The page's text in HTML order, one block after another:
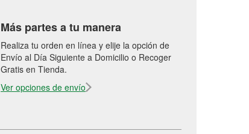
Más partes a tu manera
Realiza tu orden en línea y elije la opción de
Envío al Día Siguiente a Domicilio o Recoger
Gratis en Tienda.
Ver opciones de envío